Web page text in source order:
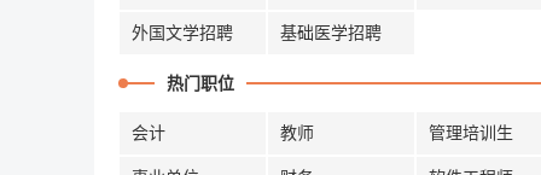
外国文学招聘 基础医学招聘
热门职位
会计 教师 管理培训生